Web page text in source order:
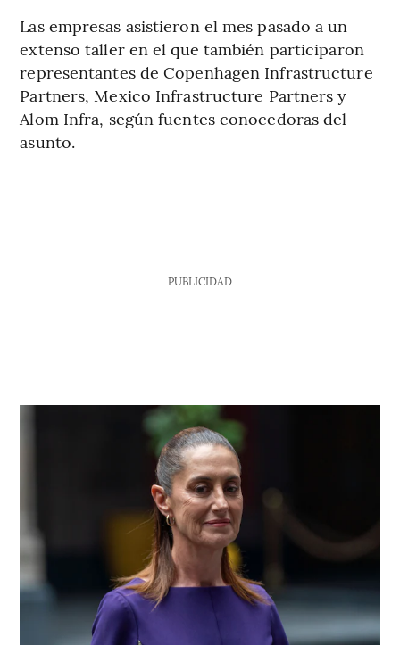
Las empresas asistieron el mes pasado a un
extenso taller en el que también participaron
representantes de Copenhagen Infrastructure
Partners, Mexico Infrastructure Partners y
Alom Infra, según fuentes conocedoras del
asunto.
PUBLICIDAD